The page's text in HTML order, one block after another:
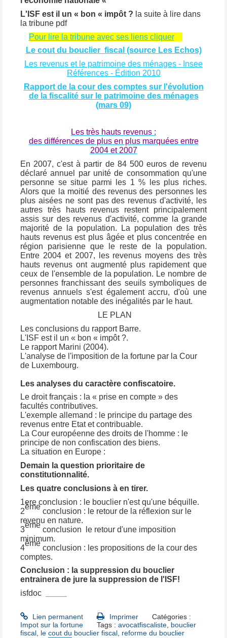
L'ISF est il un « bon « impôt ? la suite à lire dans
la tribune pdf
Pour lire la tribune avec ses liens cliquer
Le cout du bouclier fiscal (source Les Echos)
Les revenus et le patrimoine des ménages - Insee
Références - Édition 2010
Rapport de la cour des comptes sur l'évolution
de la fiscalité sur le patrimoine des ménages
(mars 09)
Les très hauts revenus :
des différences de plus en plus marquées entre
2004 et 2007
En 2007, c'est à partir de 84 500 euros de revenu
déclaré annuel par unité de consommation qu'une
personne se situe parmi les 1 % les plus riches.
Alors que la moitié des revenus des personnes les
plus aisées ne sont pas des revenus d'activité, les
autres très hauts revenus restent principalement
assis sur des revenus d'activité, comme la grande
majorité de la population. La population des très
hauts revenus est plus âgée et plus concentrée en
région parisienne que le reste de la population.
Entre 2004 et 2007, les revenus moyens des très
hauts revenus ont augmenté plus rapidement que
ceux de l'ensemble de la population. Le nombre de
personnes franchissant des seuils symboliques de
revenus annuels s'est également accru, d'où une
augmentation notable des inégalités par le haut.
LE PLAN
Les conclusions du rapport Barre.
L'ISF est il un « bon « impôt ?.
Le rapport Marini (2004).
L'analyse de l'imposition de la fortune par la Cour
de Luxembourg.
Les analyses du caractère confiscatoire.
Le droit français : la « prise en compte » des
facultés contributives.
L'exemple allemand : le principe du partage des
revenus entre Etat et contribuable.
La Cour européenne des droits de l'homme : le
principe de non confiscation des biens.
La situation en Europe :
Demain la question prioritaire de
constitutionnalité.
Les quatre conclusions à en tirer.
1ere conclusion : le bouclier n'est qu'une béquille.
2ème conclusion : le retour de la réflexion sur le
revenu en nature.
3ème conclusion le retour d'une imposition
minimum.
4ème conclusion : les propositions de la cour des
comptes.
Conclusion : la suppression du bouclier
entrainera de jure la suppression de l'ISF!
isfdoc
Lien permanent Imprimer
Catégories :
Impot sur la fortune
Tags :avocatfiscaliste, bouclier
fiscal, le cout du bouclier fiscal, reforme du bouclier